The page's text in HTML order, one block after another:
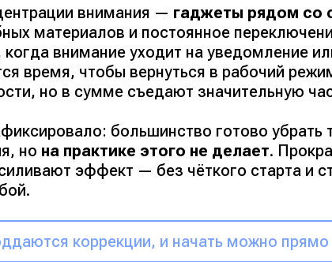
внимания — гаджеты рядом со
материалов и постоянное
внимание уходит на уведомление
время, чтобы вернуться в рабочий
но в сумме съедают значительную
большинство готово убрать
но на практике этого не делает.
эффект — без чёткого старта и
коррекции, и начать можно прямо